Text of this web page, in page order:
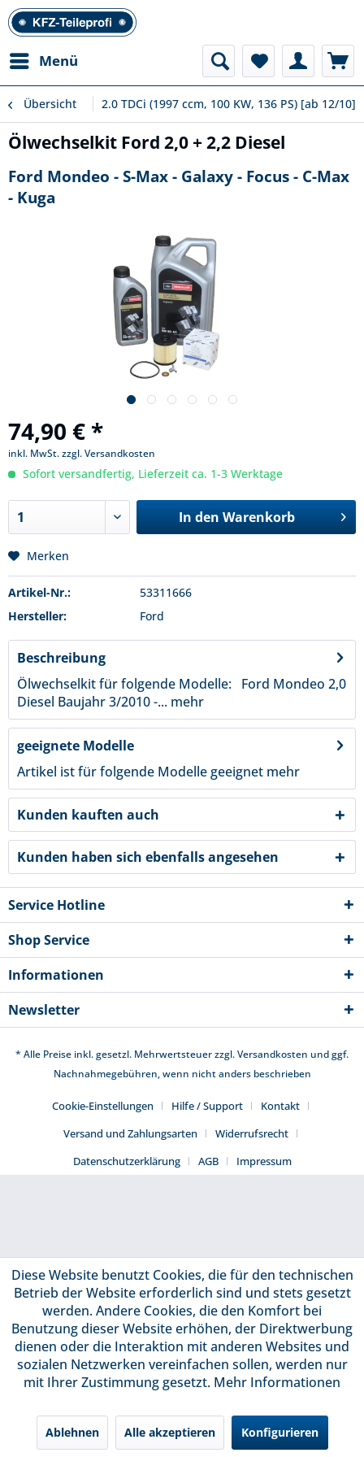
Menü
Übersicht 2.0 TDCi (1997 ccm, 100 KW, 136 PS) [ab 12/10]
Ölwechselkit Ford 2,0 + 2,2 Diesel
Ford Mondeo - S-Max - Galaxy - Focus - C-Max
- Kuga
74,90 € *
inkl. MwSt.zzgl. Versandkosten
Sofort versandfertig, Lieferzeit ca. 1-3 Werktage
In den Warenkorb
Merken
Artikel-Nr.:
53311666
Hersteller:
Ford
Beschreibung
Ölwechselkit für folgende Modelle: Ford Mondeo 2,0
Diesel Baujahr 3/2010 -... mehr
geeignete Modelle
Artikel ist für folgende Modelle geeignet mehr
Kunden kauften auch
Kunden haben sich ebenfalls angesehen
Service Hotline
Shop Service
Informationen
Newsletter
* Alle Preise inkl. gesetzl. Mehrwertsteuer zzgl.Versandkosten und ggf.
Nachnahmegebühren, wenn nicht anders beschrieben
Cookie-Einstellungen Hilfe / Support
Kontakt
Versand und Zahlungsarten
Widerrufsrecht
Datenschutzerklärung
AGB Impressum
Diese Website benutzt Cookies, die für den technischen
Betrieb der Website erforderlich sind und stets gesetzt
werden. Andere Cookies, die den Komfort bei
Benutzung dieser Website erhöhen, der Direktwerbung
dienen oder die Interaktion mit anderen Websites und
sozialen Netzwerken vereinfachen sollen, werden nur
mit Ihrer Zustimmung gesetzt. Mehr Informationen
Ablehnen Alle akzeptieren Konfigurieren